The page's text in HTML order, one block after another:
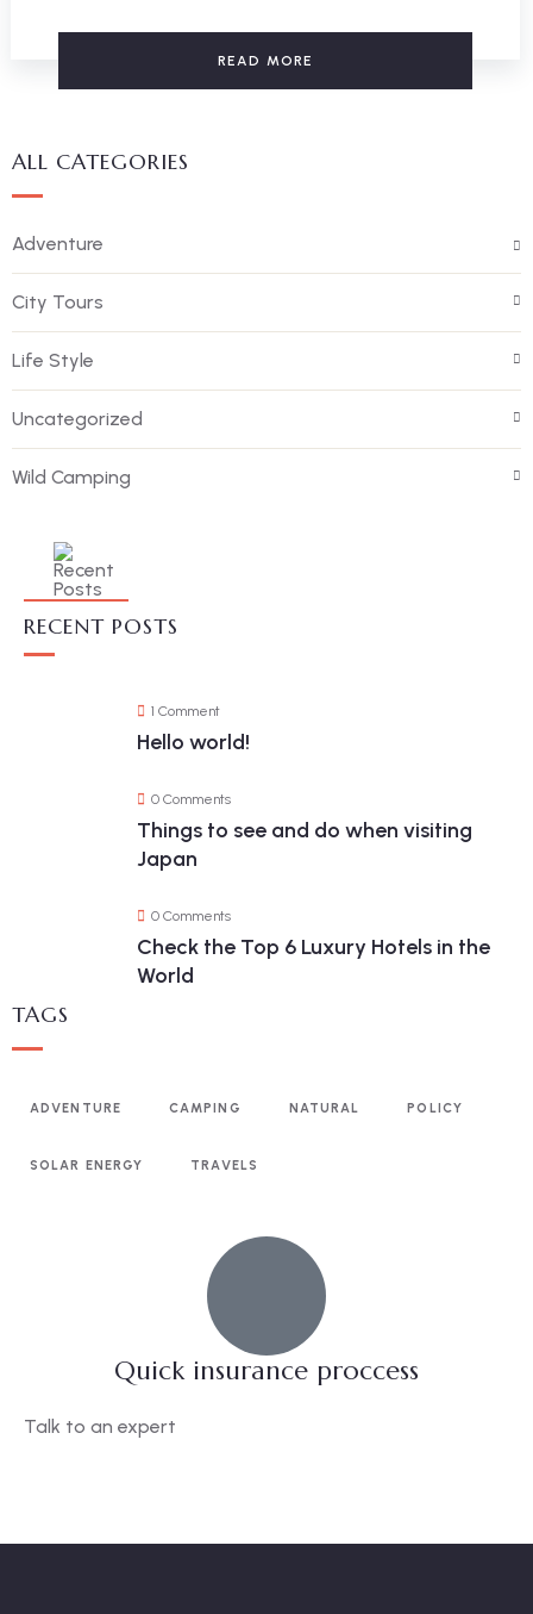
READ MORE
ALL CATEGORIES
Adventure
City Tours
Life Style
Uncategorized
Wild Camping
RECENT POSTS
1 Comment
Hello world!
0 Comments
Things to see and do when visiting
Japan
0 Comments
Check the Top 6 Luxury Hotels in the
World
TAGS
ADVENTURE CAMPING NATURAL POLICY
SOLAR ENERGY TRAVELS
Quick insurance proccess
Talk to an expert